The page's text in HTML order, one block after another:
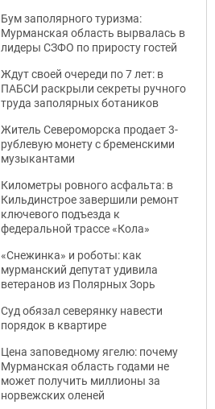
Бум заполярного туризма:
Мурманская область вырвалась в
лидеры СЗФО по приросту гостей
Ждут своей очереди по 7 лет: в
ПАБСИ раскрыли секреты ручного
труда заполярных ботаников
Житель Североморска продает 3-
рублевую монету с бременскими
музыкантами
Километры ровного асфальта: в
Кильдинстрое завершили ремонт
ключевого подъезда к
федеральной трассе «Кола»
«Снежинка» и роботы: как
мурманский депутат удивила
ветеранов из Полярных Зорь
Суд обязал северянку навести
порядок в квартире
Цена заповедному ягелю: почему
Мурманская область годами не
может получить миллионы за
норвежских оленей